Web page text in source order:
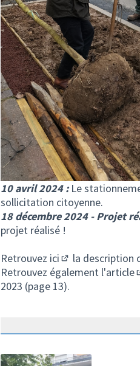
10 avril 2024 :Le
sollicitation citoyenne.
18 décembre 2024 - Projet
projet réalisé !
Retrouvez ici
(S'ouvre dans un
la description
Retrouvez également l'article
2023 (page 13).